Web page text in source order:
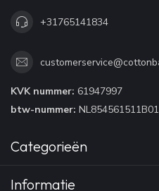
+31765141834
KVK nummer: 61947997
btw-nummer: NL854561511B01
Categorieën
Informatie